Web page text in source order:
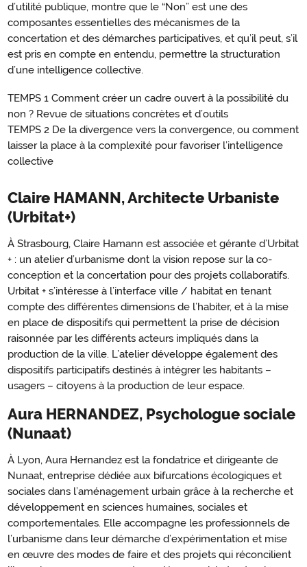
d’utilité publique, montre que le “Non” est une des
composantes essentielles des mécanismes de la
concertation et des démarches participatives, et qu’il peut, s’il
est pris en compte en entendu, permettre la structuration
d’une intelligence collective.
TEMPS 1 Comment créer un cadre ouvert à la possibilité du
non ? Revue de situations concrètes et d’outils
TEMPS 2 De la divergence vers la convergence, ou comment
laisser la place à la complexité pour favoriser l’intelligence
collective
Claire HAMANN, Architecte Urbaniste
(Urbitat+)
À Strasbourg, Claire Hamann est associée et gérante d’Urbitat
+ : un atelier d’urbanisme dont la vision repose sur la co-
conception et la concertation pour des projets collaboratifs.
Urbitat + s’intéresse à l’interface ville / habitat en tenant
compte des différentes dimensions de l’habiter, et à la mise
en place de dispositifs qui permettent la prise de décision
raisonnée par les différents acteurs impliqués dans la
production de la ville. L’atelier développe également des
dispositifs participatifs destinés à intégrer les habitants –
usagers – citoyens à la production de leur espace.
Aura HERNANDEZ, Psychologue sociale
(Nunaat)
À Lyon, Aura Hernandez est la fondatrice et dirigeante de
Nunaat, entreprise dédiée aux bifurcations écologiques et
sociales dans l’aménagement urbain grâce à la recherche et
développement en sciences humaines, sociales et
comportementales. Elle accompagne les professionnels de
l’urbanisme dans leur démarche d’expérimentation et mise
en œuvre des modes de faire et des projets qui réconcilient